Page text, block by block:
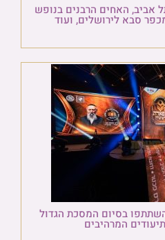
האחים הרבנים בנופש
סבא לירושלים, ועוד
בסיום המסכת הגדול
המרהיבים